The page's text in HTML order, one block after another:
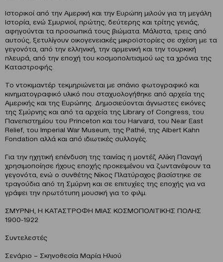
Ιστορικοί από την Αμερική και την Ευρώπη μιλούν για τη μεγάλη
Ιστορία, ενώ Σμυρνιοί, πρώτης, δεύτερης και τρίτης γενιάς,
αφηγούνται τα προσωπικά τους βιώματα. Μάλιστα, τρεις από
αυτούς, ξετυλίγουν οικογενειακές μικροϊστορίες σε σχέση με τα
γεγονότα, από την ελληνική, την αρμενική και την τουρκική
πλευρά, από την εποχή του κοσμοπολιτισμού ως τα χρόνια της
Καταστροφής.
Το ντοκιμαντέρ τεκμηριώνεται με σπάνιο φωτογραφικό και
κινηματογραφικό υλικό που σταχυολογήθηκε από αρχεία της
Αμερικής και της Ευρώπης. Δημοσιεύονται άγνωστες εικόνες
της Σμύρνης και από τα αρχεία της Library of Congress, του
Πανεπιστημίου του Princeton και του Harvard, του Near East
Relief, του Imperial War Museum, της Pathé, της Albert Kahn
Fondation αλλά και από ιδιωτικές συλλογές.
Για την ηχητική επένδυση της ταινίας η μοντέζ Αλίκη Παναγή
χρησιμοποίησε ήχους εποχής προκειμένου να ζωντανέψουν τα
γεγονότα, ενώ ο συνθέτης Νίκος Πλατύραχος βασίστηκε σε
τραγούδια από τη Σμύρνη και σε επιτυχίες της εποχής για να
γράψει την πρωτότυπη μουσική για το φιλμ.
ΣΜΥΡΝΗ, Η ΚΑΤΑΣΤΡΟΦΗ ΜΙΑΣ ΚΟΣΜΟΠΟΛΙΤΙΚΗΣ ΠΟΛΗΣ
1900-1922
Συντελεστές
Σενάριο – Σκηνοθεσία Μαρία Ηλιού